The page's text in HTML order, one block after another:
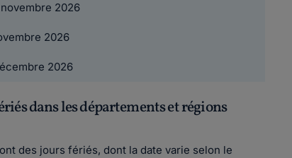
2026
2026
2026
dans les départements et régions
des jours fériés, dont la date varie selon le